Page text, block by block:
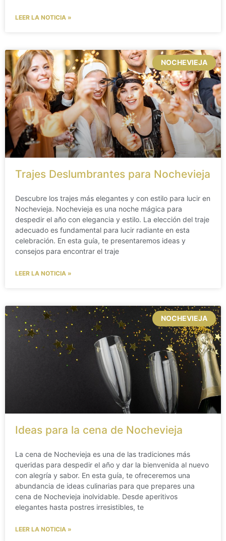
LEER LA NOTICIA »
NOCHEVIEJA
Trajes Deslumbrantes para Nochevieja
Descubre los trajes más elegantes y con estilo para lucir en
Nochevieja. Nochevieja es una noche mágica para
despedir el año con elegancia y estilo. La elección del traje
adecuado es fundamental para lucir radiante en esta
celebración. En esta guía, te presentaremos ideas y
consejos para encontrar el traje
LEER LA NOTICIA »
NOCHEVIEJA
Ideas para la cena de Nochevieja
La cena de Nochevieja es una de las tradiciones más
queridas para despedir el año y dar la bienvenida al nuevo
con alegría y sabor. En esta guía, te ofreceremos una
abundancia de ideas culinarias para que prepares una
cena de Nochevieja inolvidable. Desde aperitivos
elegantes hasta postres irresistibles, te
LEER LA NOTICIA »